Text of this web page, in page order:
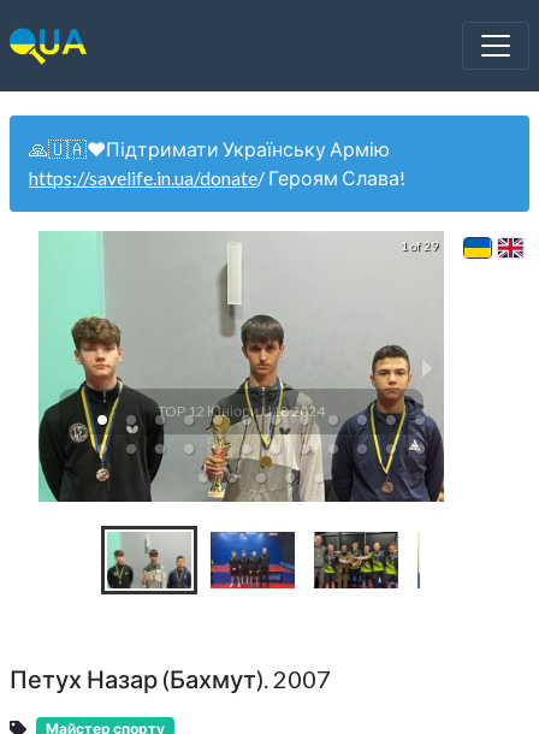
🙏🇺🇦❤️Підтримати Українську Армію
https://savelife.in.ua/donate/ Героям Слава!
TOP 12 Юніори U18 2024
1 of 29
Петух Назар (Бахмут). 2007
Майстер спорту